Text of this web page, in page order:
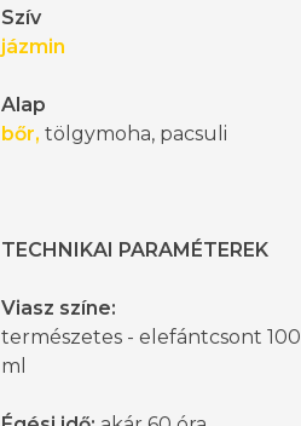
Szív
jázmin
Alap
bőr, tölgymoha, pacsuli
TECHNIKAI PARAMÉTEREK
Viasz színe:
természetes - elefántcsont 100
ml